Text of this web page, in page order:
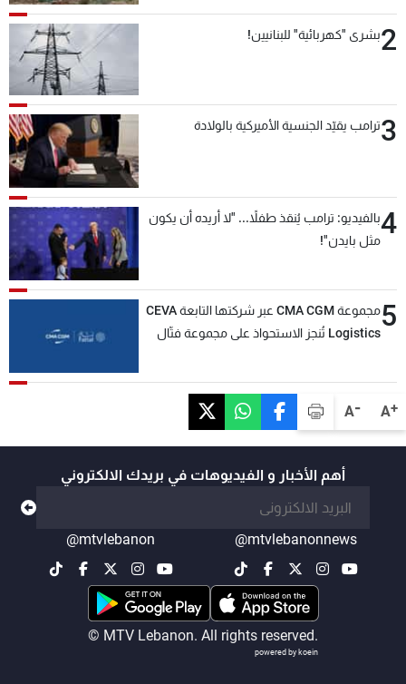
A+
A-
2بشرى "كهربائية" للبنانيين!
3ترامب يقيّد الجنسية الأميركية بالولادة
4بالفيديو: ترامب يُنقذ طفلاً... "لا أريده أن يكون
مثل بايدن"!
5
مجموعة CMA CGM عبر شركتها التابعة CEVA
Logistics تُنجز الاستحواذ على مجموعة فتّال
أهم الأخبار و الفيديوهات في بريدك الالكتروني
@mtvlebanonnews
@mtvlebanon
© MTV Lebanon. All rights reserved.
powered by koein